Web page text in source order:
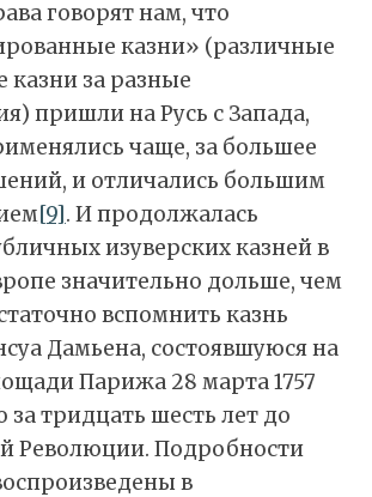
говорят нам, что
казни» (различные
за разные
пришли на Русь с Запада,
чаще, за большее
и отличались большим
[9]. И продолжалась
изуверских казней в
значительно дольше, чем
вспомнить казнь
Дамьена, состоявшуюся на
Парижа 28 марта 1757
за тридцать шесть лет до
Революции. Подробности
в